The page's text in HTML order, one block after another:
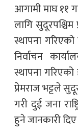
आगामी माघ ११
लागि
स्थापना
निर्वाचन
स्थापना गरिएको
प्रेमराज भट्टले
गरी दुई जना
हुने जानकारी दिए